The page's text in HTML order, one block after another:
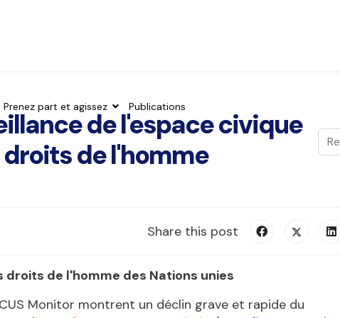
Prenez part et agissez Publications
de l'espace civique
de l'homme
Share this post
droits de l'homme des Nations unies
Monitor montrent un déclin grave et rapide du